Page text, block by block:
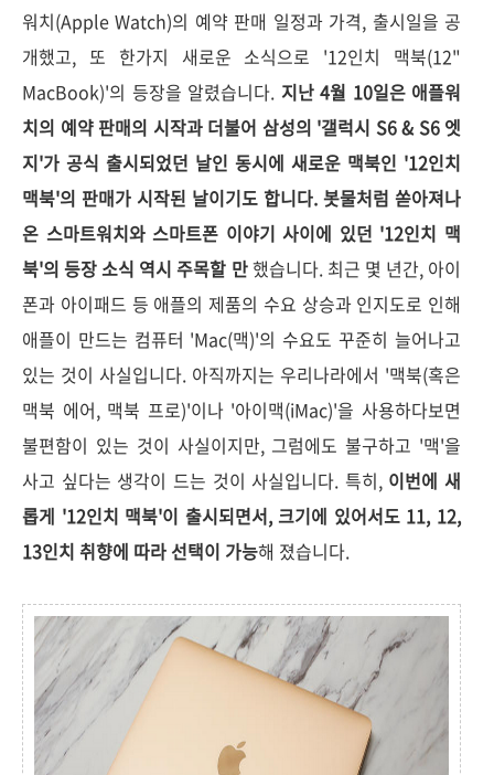
워치(Apple Watch)의 예약 판매 일정과 가격, 출시일을 공
개했고, 또 한가지 새로운 소식으로 '12인치 맥북(12"
MacBook)'의 등장을 알렸습니다. 지난 4월 10일은 애플워
치의 예약 판매의 시작과 더불어 삼성의 '갤럭시 S6 & S6 엣
지'가 공식 출시되었던 날인 동시에 새로운 맥북인 '12인치
맥북'의 판매가 시작된 날이기도 합니다. 봇물처럼 쏟아져나
온 스마트워치와 스마트폰 이야기 사이에 있던 '12인치 맥
북'의 등장 소식 역시 주목할 만했습니다.최근 몇 년간, 아이
폰과 아이패드 등 애플의 제품의 수요 상승과 인지도로 인해
애플이 만드는 컴퓨터 'Mac(맥)'의 수요도 꾸준히 늘어나고
있는 것이 사실입니다. 아직까지는 우리나라에서 '맥북(혹은
맥북 에어, 맥북 프로)'이나 '아이맥(iMac)'을 사용하다보면
불편함이 있는 것이 사실이지만, 그럼에도 불구하고 '맥'을
사고 싶다는 생각이 드는 것이 사실입니다. 특히, 이번에 새
롭게 '12인치 맥북'이 출시되면서, 크기에 있어서도 11, 12,
13인치 취향에 따라 선택이 가능해 졌습니다.